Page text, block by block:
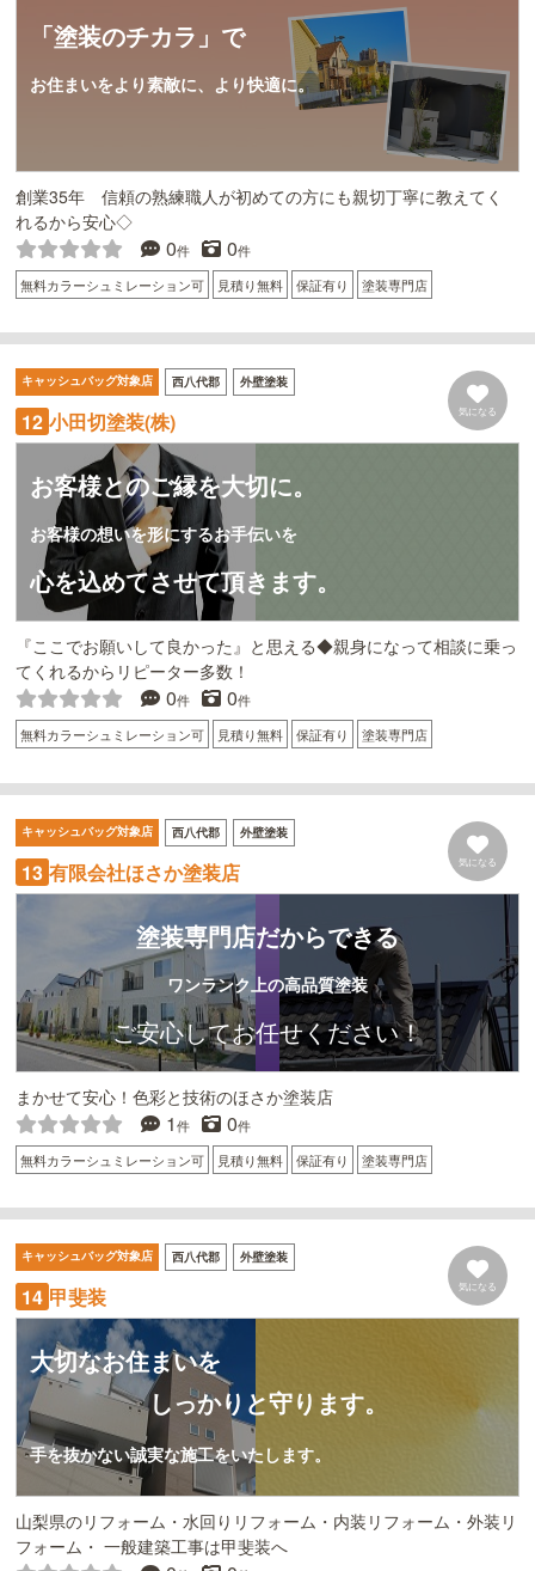
「塗装のチカラ」で
お住まいをより素敵に、より快適に。
創業35年 信頼の熟練職人が初めての方にも親切丁寧に教えてく
れるから安心◇
0件 0件
無料カラーシュミレーション可 見積り無料 保証有り 塗装専門店
キャッシュバッグ対象店 西八代郡 外壁塗装
12 小田切塗装(株) 気になる
お客様とのご縁を大切に。
お客様の想いを形にするお手伝いを
心を込めてさせて頂きます。
『ここでお願いして良かった』と思える◆親身になって相談に乗っ
てくれるからリピーター多数！
0件 0件
無料カラーシュミレーション可 見積り無料 保証有り 塗装専門店
キャッシュバッグ対象店 西八代郡 外壁塗装
13 有限会社ほさか塗装店 気になる
塗装専門店だからできる
ワンランク上の高品質塗装
ご安心してお任せください！
まかせて安心！色彩と技術のほさか塗装店
1件 0件
無料カラーシュミレーション可 見積り無料 保証有り 塗装専門店
キャッシュバッグ対象店 西八代郡 外壁塗装
14 甲斐装 気になる
大切なお住まいを
手を抜かない誠実な施工をいたします。
しっかりと守ります。
山梨県のリフォーム・水回りリフォーム・内装リフォーム・外装リ
フォーム・ 一般建築工事は甲斐装へ